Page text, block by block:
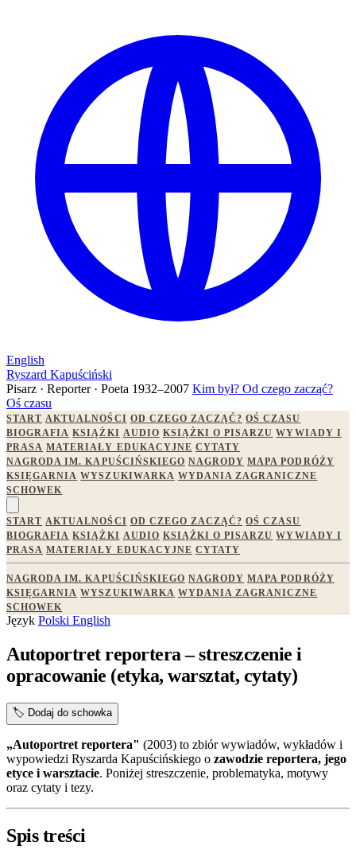
English
Ryszard Kapuściński
Pisarz · Reporter · Poeta 1932–2007 Kim był? Od czego zacząć?
Oś czasu
START AKTUALNOŚCI OD CZEGO ZACZĄĆ? OŚ CZASU
BIOGRAFIA KSIĄŻKI AUDIO KSIĄŻKI O PISARZU WYWIADY I
PRASA MATERIAŁY EDUKACYJNE CYTATY
NAGRODA IM. KAPUŚCIŃSKIEGO NAGRODY MAPA PODRÓŻY
KSIĘGARNIA WYSZUKIWARKA WYDANIA ZAGRANICZNE
SCHOWEK
START AKTUALNOŚCI OD CZEGO ZACZĄĆ? OŚ CZASU
BIOGRAFIA KSIĄŻKI AUDIO KSIĄŻKI O PISARZU WYWIADY I
PRASA MATERIAŁY EDUKACYJNE CYTATY
NAGRODA IM. KAPUŚCIŃSKIEGO NAGRODY MAPA PODRÓŻY
KSIĘGARNIA WYSZUKIWARKA WYDANIA ZAGRANICZNE
SCHOWEK
Język Polski English
Autoportret reportera – streszczenie i
opracowanie (etyka, warsztat, cytaty)
🏷️ Dodaj do schowka
„Autoportret reportera" (2003) to zbiór wywiadów, wykładów i
wypowiedzi Ryszarda Kapuścińskiego o zawodzie reportera, jego
etyce i warsztacie. Poniżej streszczenie, problematyka, motywy
oraz cytaty i tezy.
Spis treści